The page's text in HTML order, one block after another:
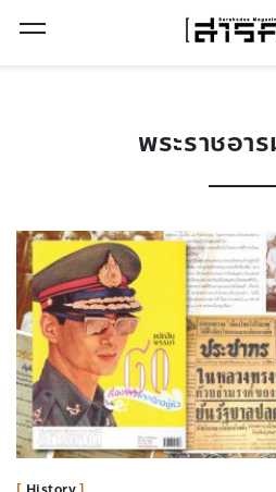
พระราชอา